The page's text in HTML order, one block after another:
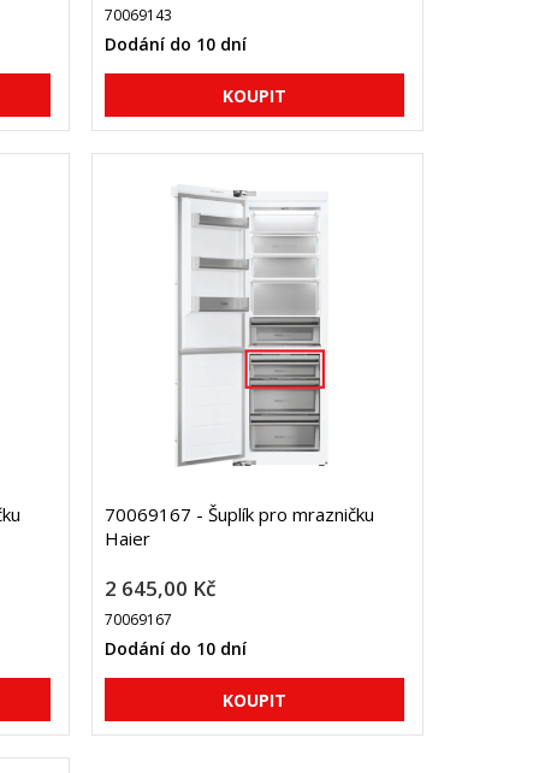
70069143
Dodání do 10 dní
70069167 - Šuplík pro mrazničku
Haier
2 645,00 Kč
70069167
Dodání do 10 dní